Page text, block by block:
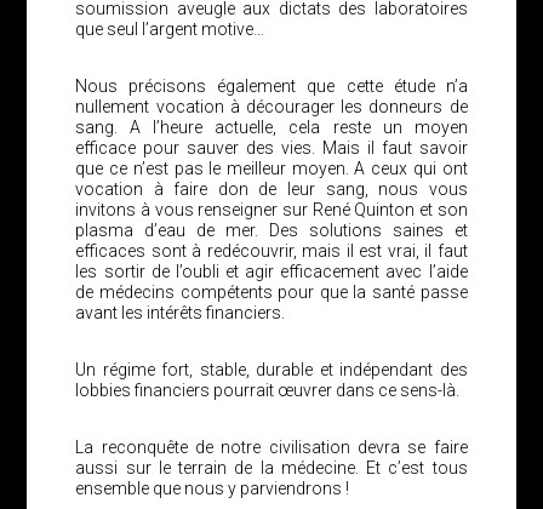
soumission aveugle aux dictats des laboratoires
que seul l’argent motive…
Nous précisons également que cette étude n’a
nullement vocation à décourager les donneurs de
sang. A l’heure actuelle, cela reste un moyen
efficace pour sauver des vies. Mais il faut savoir
que ce n’est pas le meilleur moyen. A ceux qui ont
vocation à faire don de leur sang, nous vous
invitons à vous renseigner sur René Quinton et son
plasma d’eau de mer. Des solutions saines et
efficaces sont à redécouvrir, mais il est vrai, il faut
les sortir de l’oubli et agir efficacement avec l’aide
de médecins compétents pour que la santé passe
avant les intérêts financiers.
Un régime fort, stable, durable et indépendant des
lobbies financiers pourrait œuvrer dans ce sens-là.
La reconquête de notre civilisation devra se faire
aussi sur le terrain de la médecine. Et c’est tous
ensemble que nous y parviendrons !